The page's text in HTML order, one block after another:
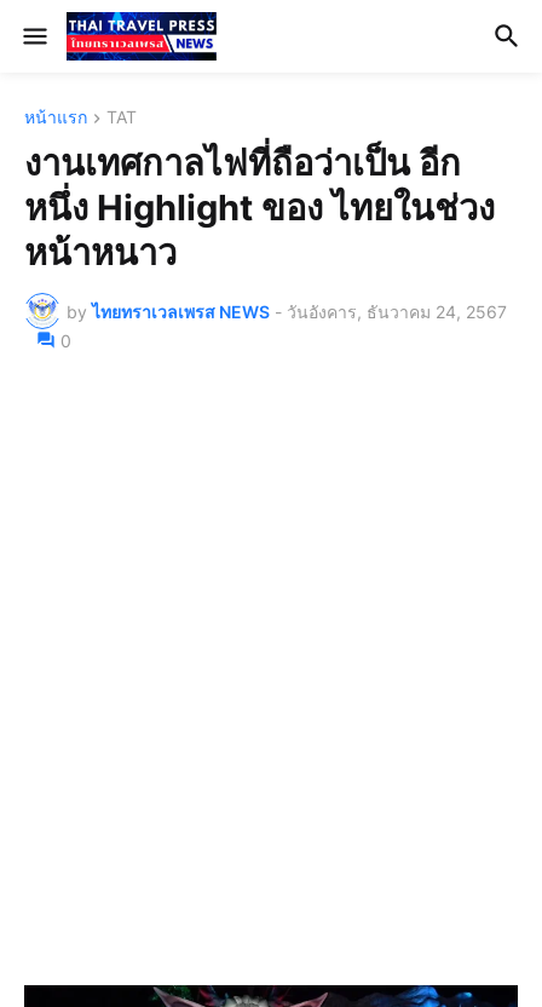
หน้าแรก TAT
งานเทศกาลไฟที่ถือว่าเป็น อีก
หนึ่ง Highlight ของ ไทยในช่วง
หน้าหนาว
by ไทยทราเวลเพรส NEWS - วันอังคาร, ธันวาคม 24, 2567
0